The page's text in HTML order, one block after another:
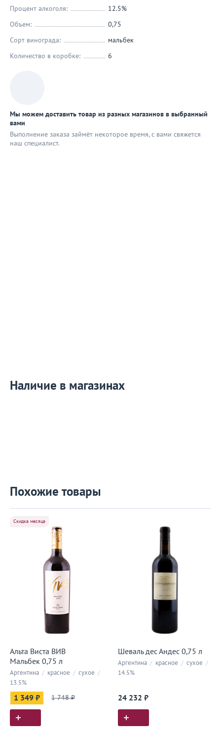
Процент алкоголя:
12.5%
Объем:
0,75
Сорт винограда:
мальбек
Количество в коробке:
6
Мы можем доставить товар из разных магазинов в выбранный
вами
Выполнение заказа займёт некоторое время, с вами свяжется
наш специaлист.
Наличие в магазинах
Похожие товары
Скидка месяца
Альта Виста ВИВ
Мальбек 0,75 л
Аргентина / красное / сухое /
13.5%
1 349 ₽ 1 748 ₽
Шеваль дес Андес 0,75 л
Аргентина / красное / сухое /
14.5%
24 232 ₽